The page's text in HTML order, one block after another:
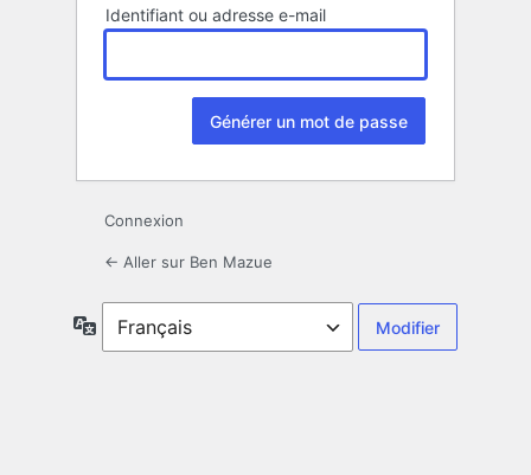
Identifiant ou adresse e-mail
Connexion
← Aller sur Ben Mazue
Langue